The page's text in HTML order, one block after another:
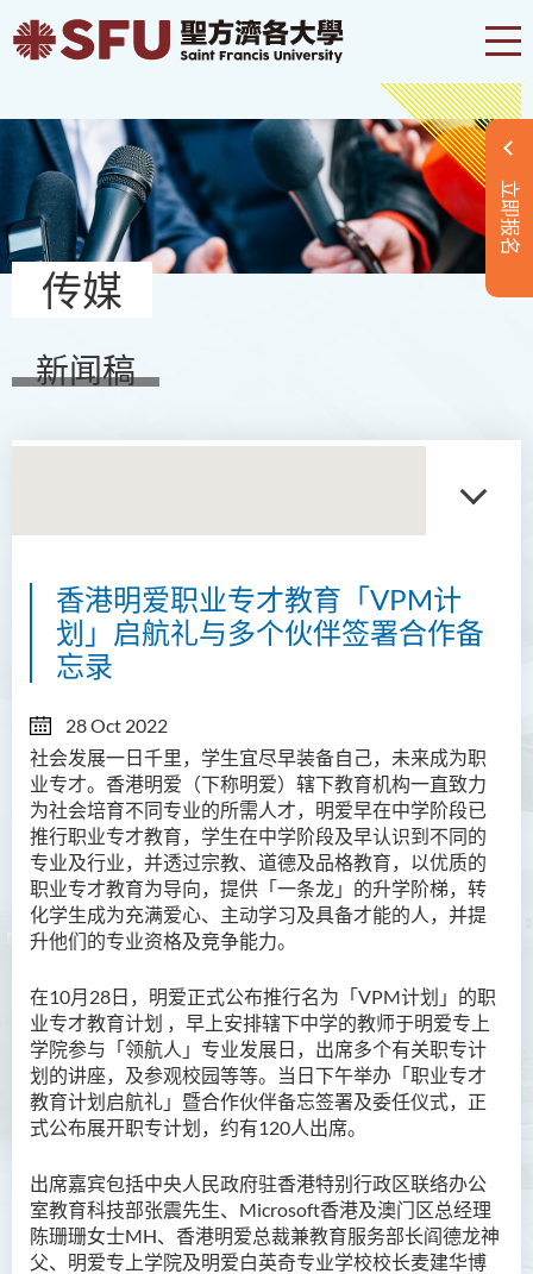
立即报名
传媒
新闻稿
香港明爱职业专才教育「VPM计
划」启航礼与多个伙伴签署合作备
忘录
28 Oct 2022
社会发展一日千里，学生宜尽早装备自己，未来成为职
业专才。香港明爱（下称明爱）辖下教育机构一直致力
为社会培育不同专业的所需人才，明爱早在中学阶段已
推行职业专才教育，学生在中学阶段及早认识到不同的
专业及行业，并透过宗教、道德及品格教育，以优质的
职业专才教育为导向，提供「一条龙」的升学阶梯，转
化学生成为充满爱心、主动学习及具备才能的人，并提
升他们的专业资格及竞争能力。
在10月28日，明爱正式公布推行名为「VPM计划」的职
业专才教育计划 ，早上安排辖下中学的教师于明爱专上
学院参与「领航人」专业发展日，出席多个有关职专计
划的讲座，及参观校园等等。当日下午举办「职业专才
教育计划启航礼」暨合作伙伴备忘签署及委任仪式，正
式公布展开职专计划，约有120人出席。
出席嘉宾包括中央人民政府驻香港特别行政区联络办公
室教育科技部张震先生、Microsoft香港及澳门区总经理
陈珊珊女士MH、香港明爱总裁兼教育服务部长阎德龙神
父、明爱专上学院及明爱白英奇专业学校校长麦建华博